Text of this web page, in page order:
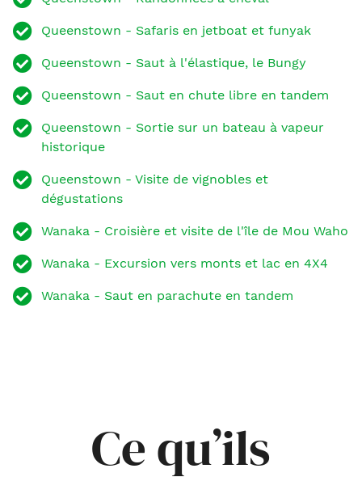
Queenstown - Safaris en jetboat et funyak
Queenstown - Saut à l'élastique, le Bungy
Queenstown - Saut en chute libre en tandem
Queenstown - Sortie sur un bateau à vapeur
historique
Queenstown - Visite de vignobles et
dégustations
Wanaka - Croisière et visite de l'île de Mou Waho
Wanaka - Excursion vers monts et lac en 4X4
Wanaka - Saut en parachute en tandem
Ce qu’ils